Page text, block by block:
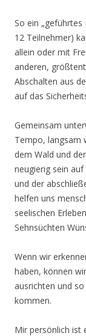
So ein „geführtes
12 Teilnehmer)
allein oder mit
anderen,
Abschalten aus
auf das
Gemeinsam
Tempo, langsam
dem Wald und
neugierig sein
und der
helfen uns
seelischen
Sehnsüchten
Wenn wir
haben, können
ausrichten und
kommen.
Mir persönlich ist